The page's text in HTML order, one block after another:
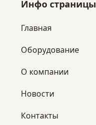
Инфо страницы
Главная
Оборудование
​О компании
Новости
Контакты